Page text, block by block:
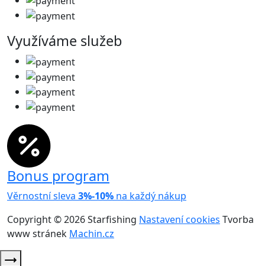
Využíváme služeb
Bonus program
Věrnostní sleva 3%-10% na každý nákup
Copyright © 2026 Starfishing Nastavení cookies Tvorba
www stránek Machin.cz